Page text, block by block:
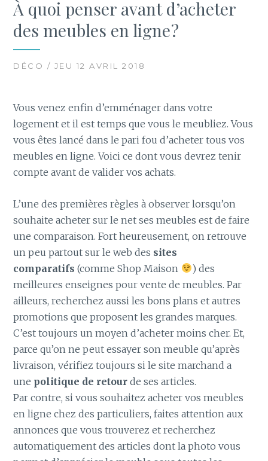
À quoi penser avant d’acheter
des meubles en ligne ?
DÉCO / JEU 12 AVRIL 2018
Vous venez enfin d’emménager dans votre
logement et il est temps que vous le meubliez. Vous
vous êtes lancé dans le pari fou d’acheter tous vos
meubles en ligne. Voici ce dont vous devrez tenir
compte avant de valider vos achats.
L’une des premières règles à observer lorsqu’on
souhaite acheter sur le net ses meubles est de faire
une comparaison. Fort heureusement, on retrouve
un peu partout sur le web des sites
comparatifs(comme Shop Maison ) des
meilleures enseignes pour vente de meubles. Par
ailleurs, recherchez aussi les bons plans et autres
promotions que proposent les grandes marques.
C’est toujours un moyen d’acheter moins cher. Et,
parce qu’on ne peut essayer son meuble qu’après
livraison, vérifiez toujours si le site marchand a
une politique de retour de ses articles.
Par contre, si vous souhaitez acheter vos meubles
en ligne chez des particuliers, faites attention aux
annonces que vous trouverez et recherchez
automatiquement des articles dont la photo vous